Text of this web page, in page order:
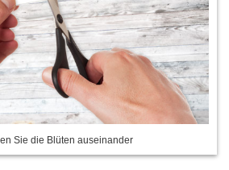
Sie die Blüten auseinander